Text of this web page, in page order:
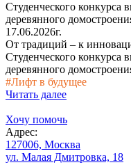
17.06.2026г.
От традиций – к
Студенческого конкурса
деревянного
#Лифт в будущее
Читать далее
Хочу помочь
Адрес:
127006, Москва
ул. Малая Дмитровка, 18